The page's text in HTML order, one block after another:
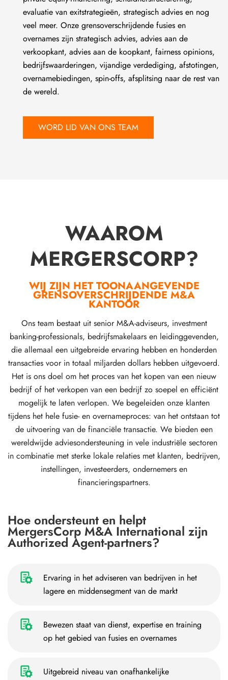
evaluatie van exitstrategieën, strategisch advies en nog
veel meer. Onze grensoverschrijdende fusies en
overnames zijn strategisch advies, advies aan de
verkoopkant, advies aan de koopkant, fairness opinions,
bedrijfswaarderingen, vijandige verdediging, afstotingen,
overnamebiedingen, spin-offs, afsplitsing naar de rest van
de wereld.
WORD LID VAN ONS TEAM
WAAROM
MERGERSCORP?
WIJ ZIJN HET TOONAANGEVENDE
GRENSOVERSCHRIJDENDE M&A
KANTOOR
Ons team bestaat uit senior M&A-adviseurs, investment
banking-professionals, bedrijfsmakelaars en leidinggevenden,
die allemaal een uitgebreide ervaring hebben en honderden
transacties voor in totaal miljarden dollars hebben uitgevoerd.
Het is ons doel om het proces van het kopen van een nieuw
bedrijf of het verkopen van een bedrijf zo soepel en efficiënt
mogelijk te laten verlopen. We begeleiden onze klanten
tijdens het hele fusie- en overnameproces: van het ontstaan tot
de uitvoering van de financiële transactie. We bieden een
wereldwijde adviesondersteuning in vele industriële sectoren
in combinatie met sterke lokale relaties met klanten, bedrijven,
instellingen, investeerders, ondernemers en
financieringspartners.
Hoe ondersteunt en helpt
MergersCorp M&A International zijn
Authorized Agent-partners?
Ervaring in het adviseren van bedrijven in het
lagere en middensegment van de markt
Bewezen staat van dienst, expertise en training
op het gebied van fusies en overnames
Uitgebreid niveau van onafhankelijke